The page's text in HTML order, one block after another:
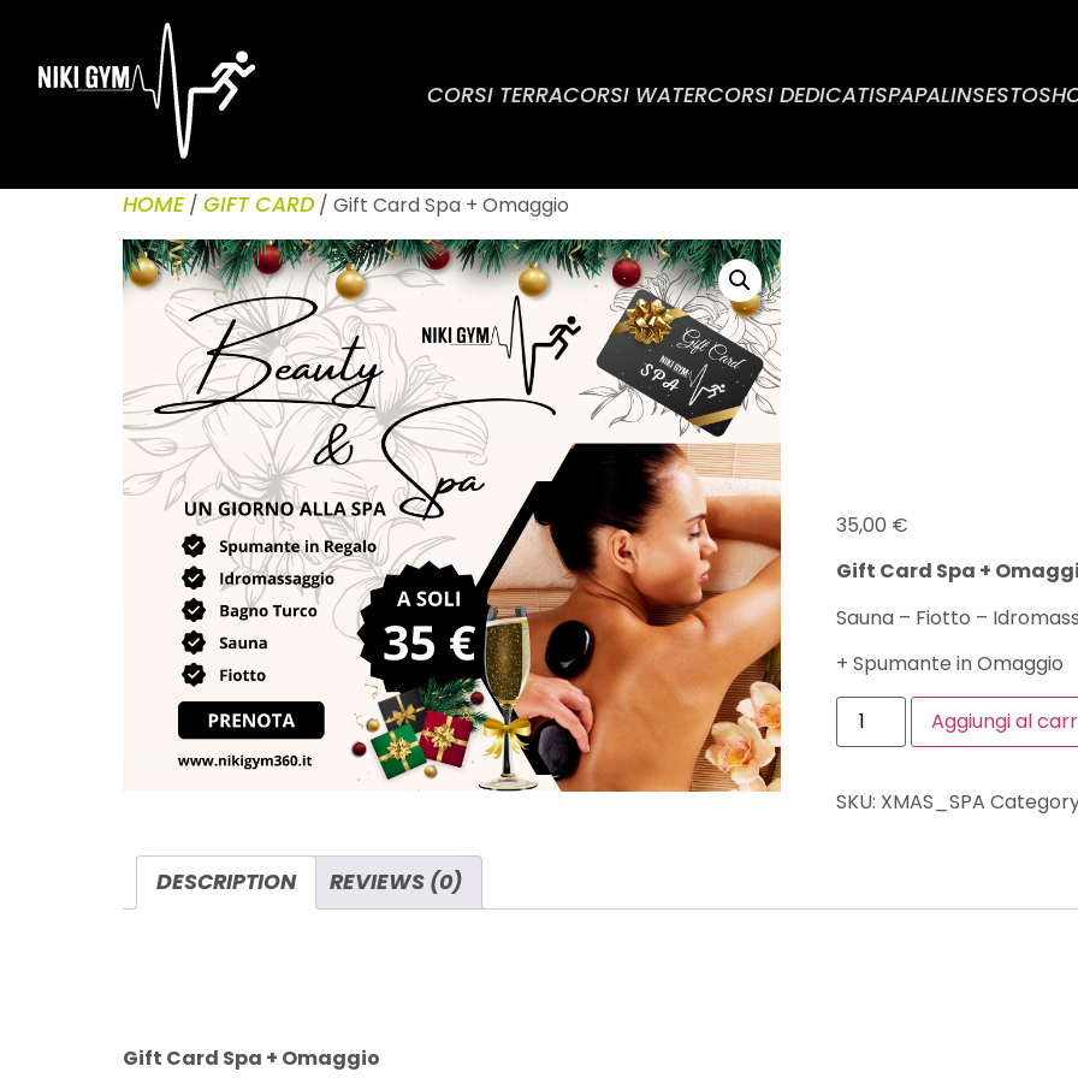
CORSI TERRACORSI WATERCORSI DEDICATISPAPALINSESTO
HOME/ GIFT CARD / Gift Card Spa + Omaggio
35,00 €
Gift Card Spa +
Sauna – Fiotto –
+ Spumante in Omaggio
Aggiungi al
SKU: XMAS_SPA
DESCRIPTION REVIEWS (0)
Gift Card Spa + Omaggio